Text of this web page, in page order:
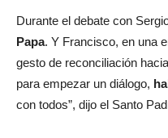
Durante el debate con
Papa. Y Francisco, en una
gesto de reconciliación
para empezar un diálogo,
con todos”, dijo el Santo